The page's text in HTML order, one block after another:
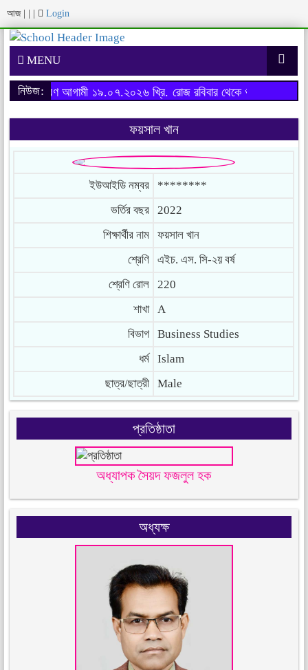
আজ Login
MENU
নিউজ:
ফরম পূরণ আগামী ১৯.০৭.২০২৬ খ্রি. রোজ রবিবার থেকে শুরু হবে।
ফয়সাল খান
ইউআইডি নম্বর
********
ভর্তির বছর
2022
শিক্ষার্থীর নাম
ফয়সাল খান
শ্রেণি
এইচ. এস. সি-২য় বর্ষ
শ্রেণি রোল
220
শাখা
A
বিভাগ
Business Studies
ধর্ম
Islam
ছাত্র/ছাত্রী
Male
প্রতিষ্ঠাতা
অধ্যাপক সৈয়দ ফজলুল হক
অধ্যক্ষ